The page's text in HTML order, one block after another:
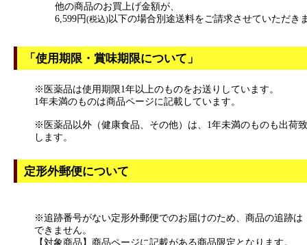
他の商品のお買上げ金額が、
6,599円(税込)以下の場合別途送料をご請求させていただき
「使用期限・賞味期限について」
※医薬品は使用期限1年以上のものをお送りしています。
1年未満のものは商品ページに記載しています。
※医薬品以外（健康食品、その他）は、1年未満のものも出荷致
します。
定形外郵便について
※追跡番号がない定形外郵便でのお届けのため、商品の追跡は
できません。
【対象商品】商品ページに記載がある商品限定となります。